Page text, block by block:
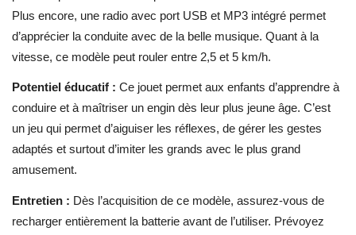
Plus encore, une radio avec port USB et MP3 intégré permet
d’apprécier la conduite avec de la belle musique. Quant à la
vitesse, ce modèle peut rouler entre 2,5 et 5 km/h.
Potentiel éducatif : Ce jouet permet aux enfants d’apprendre à
conduire et à maîtriser un engin dès leur plus jeune âge. C’est
un jeu qui permet d’aiguiser les réflexes, de gérer les gestes
adaptés et surtout d’imiter les grands avec le plus grand
amusement.
Entretien : Dès l’acquisition de ce modèle, assurez-vous de
recharger entièrement la batterie avant de l’utiliser. Prévoyez